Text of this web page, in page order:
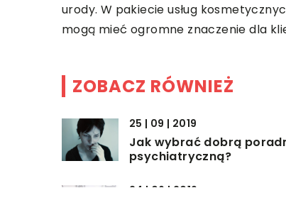
urody. W pakiecie usług
mogą mieć ogromne znaczenie dla
ZOBACZ RÓWNIEŻ
25 | 09 | 2019
Jak wybrać dobrą
psychiatryczną?
24 | 06 | 2019